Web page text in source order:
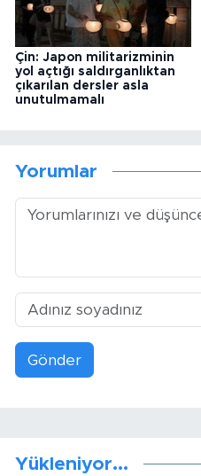
Çin: Japon militarizminin
yol açtığı saldırganlıktan
çıkarılan dersler asla
unutulmamalı
Yorumlar
Gönder
Yükleniyor...